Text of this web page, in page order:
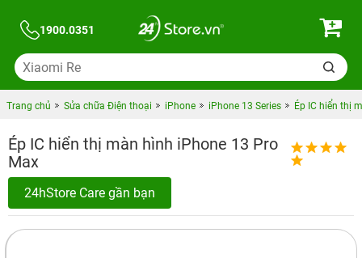
1900.0351
Trang chủ Sửa chữa Điện thoại iPhone iPhone 13 Series Ép IC hiển thị
Ép IC hiển thị màn hình iPhone 13 Pro
Max
24hStore Care gần bạn